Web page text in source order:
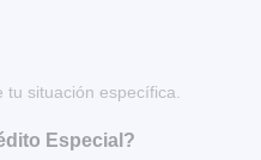
situación específica.
Especial?